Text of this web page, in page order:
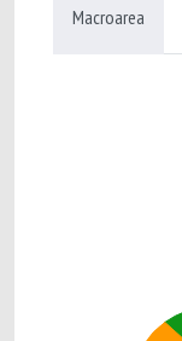
Macroarea